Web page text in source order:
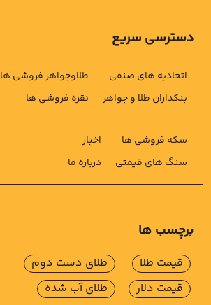
دسترسی سریع
اتحادیه های صنفی
بنکداران طلا و جواهر
طلاوجواهر فروشی ها
نقره فروشی ها
سکه فروشی ها
سنگ های قیمتی
اخبار
درباره ما
برچسب ها
قیمت طلا
قیمت دلار
طلای دست دوم
طلای آب شده